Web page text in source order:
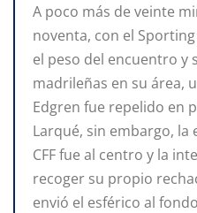
A poco más de veinte
noventa, con el
el peso del encuentro y
madrileñas en su área,
Edgren fue repelido en
Larqué, sin embargo, la
CFF fue al centro y la
recoger su propio
envió el esférico al